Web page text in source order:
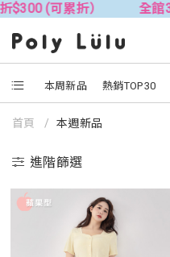
(可累折） 全館3
本周新品 熱銷TOP30
首頁 本週新品
進階篩選